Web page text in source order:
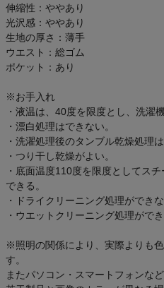
伸縮性：ややあり
光沢感：ややあり
生地の厚さ：薄手
ウエスト：総ゴム
ポケット：あり
※お手入れ
・液温は、40度を限度とし、洗濯
・漂白処理はできない。
・洗濯処理後のタンブル乾燥処理は
・つり干し乾燥がよい。
・底面温度110度を限度としてス
できる。
・ドライクリーニング処理ができな
・ウエットクリーニング処理がで
※照明の関係により、実際よりも
す。
またパソコン・スマートフォンなど